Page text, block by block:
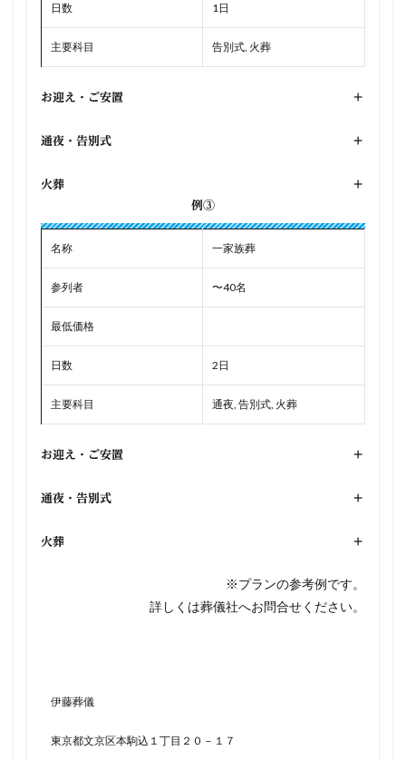
日数 1日
主要科目 告別式, 火葬
お迎え・ご安置 +
通夜・告別式 +
火葬
+
例③
名称 一家族葬
参列者 〜40名
最低価格
日数 2日
主要科目 通夜, 告別式, 火葬
お迎え・ご安置 +
通夜・告別式 +
火葬 +
※プランの参考例です。
詳しくは葬儀社へお問合せください。
伊藤葬儀
東京都文京区本駒込１丁目２０－１７